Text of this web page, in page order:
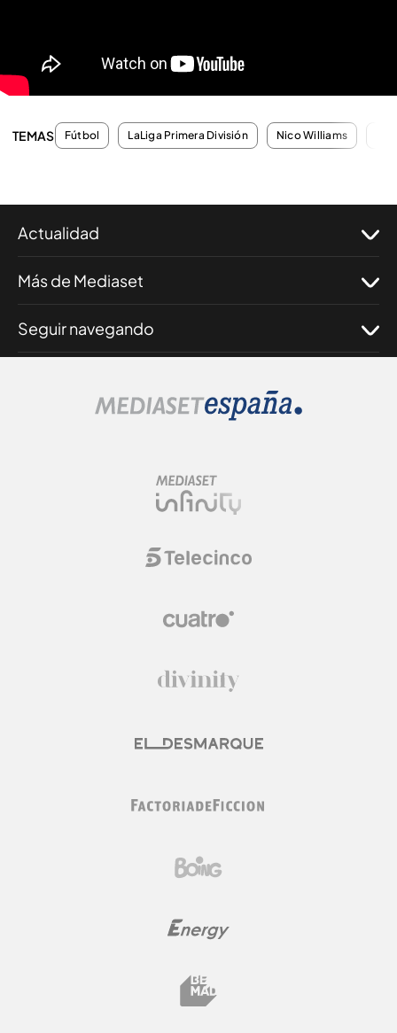
TEMAS Fútbol LaLiga Primera División Nico Williams
Actualidad
Más de Mediaset
Seguir navegando